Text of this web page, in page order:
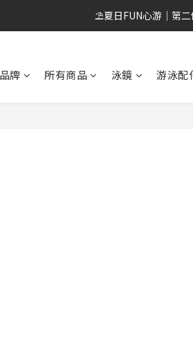
會員招募中😎 滿500元免運 新
⛱️夏日FUN心游｜第二
牌 所有商品 泳鏡 游泳配